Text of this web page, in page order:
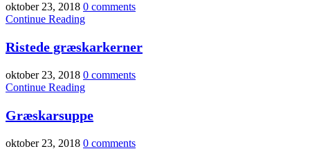
oktober 23, 2018 0 comments
Continue Reading
Ristede græskarkerner
oktober 23, 2018 0 comments
Continue Reading
Græskarsuppe
oktober 23, 2018 0 comments